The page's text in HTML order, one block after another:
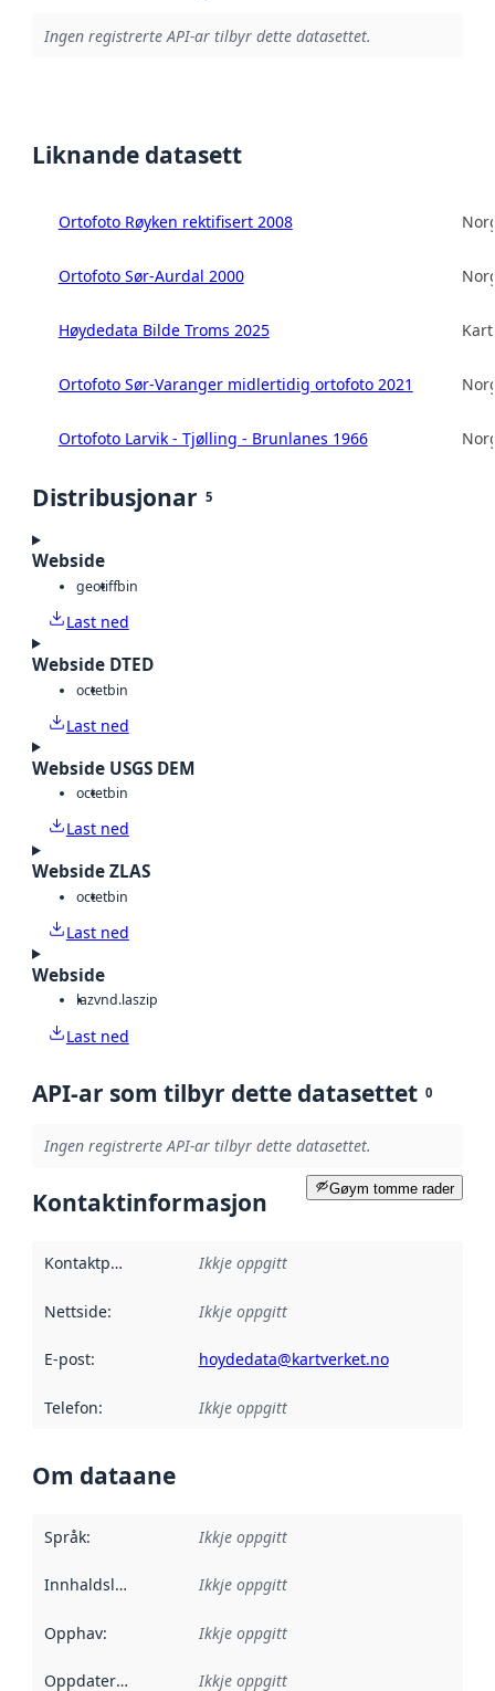
Ingen registrerte API-ar tilbyr dette datasettet.
Liknande datasett
Ortofoto Røyken rektifisert 2008
Ortofoto Sør-Aurdal 2000
Høydedata Bilde Troms 2025
Ortofoto Sør-Varanger midlertidig ortofoto 2021
Ortofoto Larvik - Tjølling - Brunlanes 1966
Distribusjonar 5
Webside
geotiffbin
Last ned
Webside DTED
octetbin
Last ned
Webside USGS DEM
octetbin
Last ned
Webside ZLAS
octetbin
Last ned
Webside
lazvnd.laszip
Last ned
API-ar som tilbyr dette datasettet 0
Ingen registrerte API-ar tilbyr dette datasettet.
Gøym tomme rader
Kontaktinformasjon
Kontaktpunkt Ikkje oppgitt
Nettside: Ikkje oppgitt
E-post: hoydedata@kartverket.no
Telefon: Ikkje oppgitt
Om dataane
Språk: Ikkje oppgitt
Innhaldsleverandørar :
Ikkje oppgitt
Opphav: Ikkje oppgitt
Oppdateringsfrekvens :
Ikkje oppgitt